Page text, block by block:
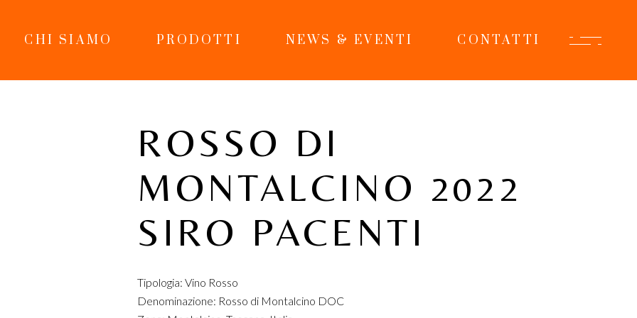
CHI SIAMO PRODOTTI NEWS & EVENTI CONTATTI
ROSSO DI
MONTALCINO 2022
SIRO PACENTI
Tipologia: Vino Rosso
Denominazione: Rosso di Montalcino DOC